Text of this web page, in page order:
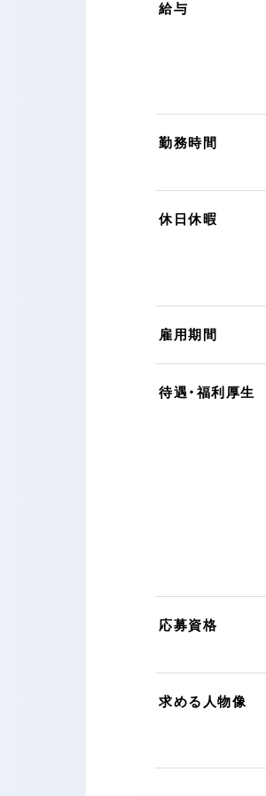
給与
勤務時間
休日休暇
雇用期間
待遇・福利厚生
応募資格
求める人物像